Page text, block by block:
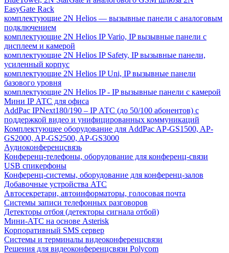
EasyGate Rack
комплектующие 2N Helios — вызывные панели с аналоговым
подключением
комплектующие 2N Helios IP Vario, IP вызывные панели с
дисплеем и камерой
комплектующие 2N Helios IP Safety, IP вызывные панели,
усиленный корпус
комплектующие 2N Helios IP Uni, IP вызывные панели
базового уровня
комплектующие 2N Helios IP - IP вызывные панели с камерой
Мини IP АТС для офиса
AddPac IPNext180/190 – IP АТС (до 50/100 абонентов) с
поддержкой видео и унифицированных коммуникаций
Комплектующее оборудование для AddPac AP-GS1500, AP-
GS2000, AP-GS2500, AP-GS3000
Аудиоконференцсвязь
Конференц-телефоны, оборудование для конференц-связи
USB спикерфоны
Конференц-системы, оборудование для конференц-залов
Добавочные устройства АТС
Автосекретари, автоинформаторы, голосовая почта
Системы записи телефонных разговоров
Детекторы отбоя (детекторы сигнала отбой)
Мини-АТС на основе Asterisk
Корпоративный SMS сервер
Системы и терминалы видеоконференцсвязи
Решения для видеоконференцсвязи Polycom